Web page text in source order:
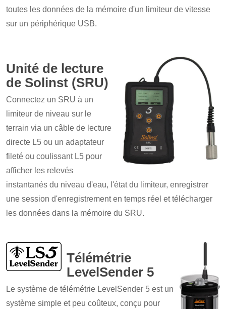
toutes les données de la mémoire d'un limiteur de vitesse
sur un périphérique USB.
Unité de lecture
de Solinst (SRU)
Connectez un SRU à un
limiteur de niveau sur le
terrain via un câble de lecture
directe L5 ou un adaptateur
fileté ou coulissant L5 pour
afficher les relevés
instantanés du niveau d'eau, l'état du limiteur, enregistrer
une session d'enregistrement en temps réel et télécharger
les données dans la mémoire du SRU.
Télémétrie
LevelSender 5
Le système de télémétrie LevelSender 5 est un
système simple et peu coûteux, conçu pour